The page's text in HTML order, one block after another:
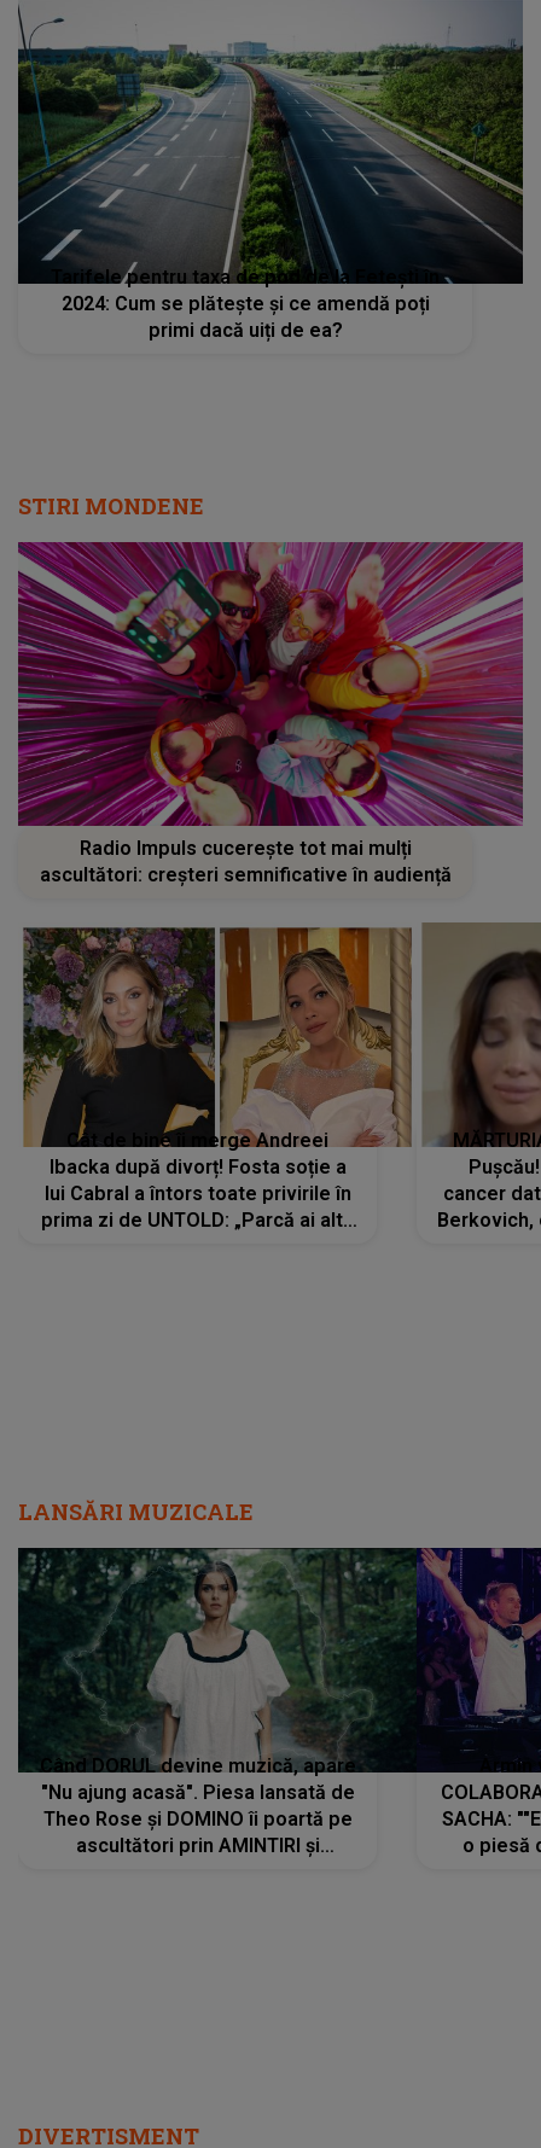
Tarifele pentru taxa de pod de la Fetești în
2024: Cum se plătește și ce amendă poți
primi dacă uiți de ea?
STIRI MONDENE
Radio Impuls cucerește tot mai mulți
ascultători: creșteri semnificative în audiență
Cât de bine îi merge Andreei
Ibacka după divorț! Fosta soție a
lui Cabral a întors toate privirile în
prima zi de UNTOLD: „Parcă ai altă
cancer
LANSĂRI MUZICALE
Când DORUL devine muzică, apare
"Nu ajung acasă". Piesa lansată de
Theo Rose și DOMINO îi poartă pe
ascultători prin AMINTIRI și
SACHA:
o piesă
DIVERTISMENT